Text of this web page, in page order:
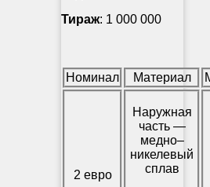
Тираж: 1 000 000
Номинал Материал
2 евро
Наружная
часть —
медно–
никелевый
сплав